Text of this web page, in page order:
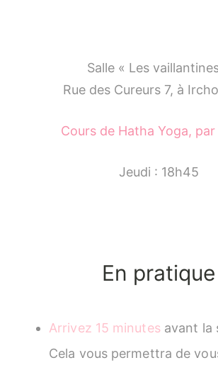
Salle « Les
Rue des Cureurs 7, à
Cours de Hatha Yoga, par
Jeudi : 18h45
En pratique
Arrivez 15 minutesavant la
Cela vous permettra de